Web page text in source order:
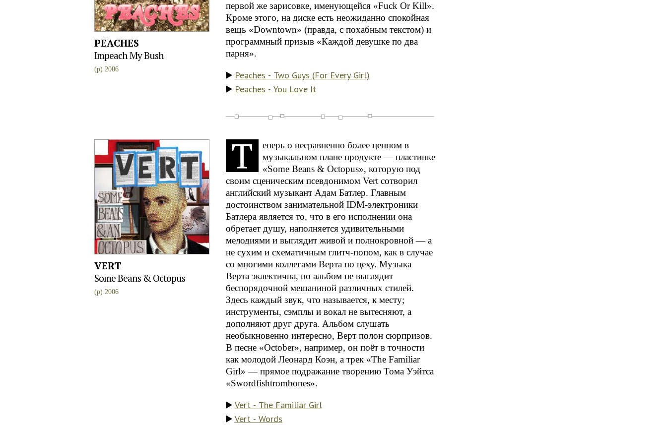
PEACHES
Impeach My Bush
(p) 2006
первой же зарисовке, именующейся «Fuck Or Kill».
Кроме этого, на диске есть неожиданно спокойная
вещь «Downtown» (правда, с похабным текстом) и
программный призыв «Каждой девушке по два
парня».
Peaches - Two Guys (For Every Girl)
Peaches - You Love It
VERT
Some Beans & Octopus
(p) 2006
Т
еперь о несравненно более ценном в
музыкальном плане продукте — пластинке
«Some Beans & Octopus», которую под
своим сценическим псевдонимом Vert сотворил
английский музыкант Адам Батлер. Главным
достоинством занимательной IDM-электроники
Батлера является то, что в его исполнении она
обретает душу, наполняется удивительными
мелодиями и выглядит живой и полнокровной — а
не сухим и схематичным глитч-попом, как в случае
со многими коллегами Верта по цеху. Музыка
Верта эклектична, но альбом не выглядит
беспорядочной мешаниной различных стилей.
Здесь каждый звук, что называется, к месту;
инструменты, сэмплы и вокал не вытесняют, а
дополняют друг друга. Альбом слушать
необыкновенно интересно, Верт полон сюрпризов.
В песне «October», например, он поёт в точности
как молодой Леонард Коэн, а трек «The Familiar
Girl» — прямое подражание творению Тома Уэйтса
«Swordfishtrombones».
Vert - The Familiar Girl
Vert - Words